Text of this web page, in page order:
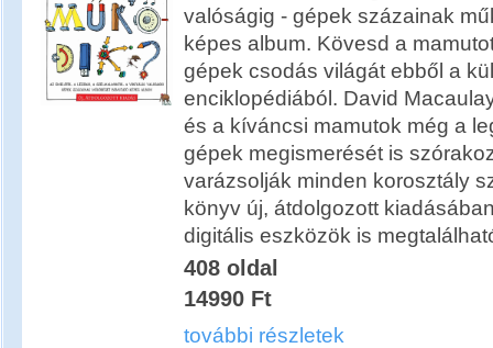
valóságig - gépek százainak
képes album. Kövesd a
gépek csodás világát ebből a
enciklopédiából. David
és a kíváncsi mamutok még a
gépek megismerését is
varázsolják minden korosztály
könyv új, átdolgozott
digitális eszközök is
408 oldal
14990 Ft
további részletek